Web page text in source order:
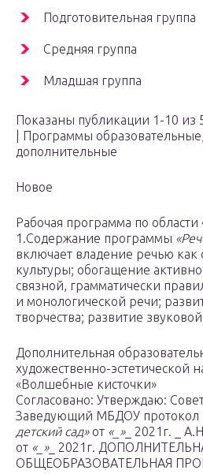
Подготовительная группа
Средняя группа
Младшая группа
Показаны публикации 1-10 из
| Программы
дополнительные
Новое
Рабочая программа по области
1.Содержание программы
включает владение речью как
культуры; обогащение
связной, грамматически
и монологической речи;
творчества; развитие
Дополнительная
художественно-эстетической
«Волшебные кисточки»
Согласовано: Утверждаю:
Заведующий МБДОУ протокол
детский сад»от «_»_ 2021г. _
от «_»_ 2021г.
ОБЩЕОБРАЗОВАТЕЛЬНАЯ